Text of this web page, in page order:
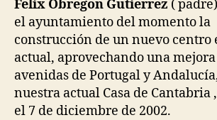
Felix Obregon Gutierrez (
el ayuntamiento del momento la
construcción de un nuevo centro
actual, aprovechando una
avenidas de Portugal y
nuestra actual Casa de Cantabria
el 7 de diciembre de 2002.